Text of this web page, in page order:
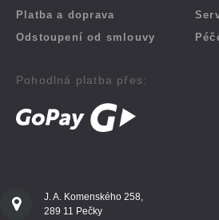
Platba a doprava
Odstoupení od smlouvy
Pohodlná platba přes:
J. A. Komenského 258,
289 11 Pečky